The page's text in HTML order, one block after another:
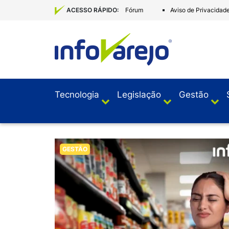
ACESSO RÁPIDO: Fórum Aviso de
Tecnologia Legislação Gestão
GESTÃO